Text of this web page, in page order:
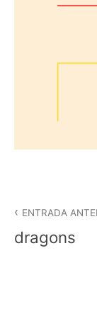
d'entrades
ENTRADA
dragons